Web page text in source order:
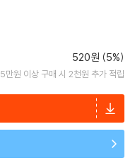
520원 (5%)
5만원 이상 구매 시 2천원 추가 적립